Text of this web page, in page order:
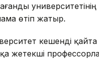
университетінің
өтіп жатыр.
кешенді
жетекші